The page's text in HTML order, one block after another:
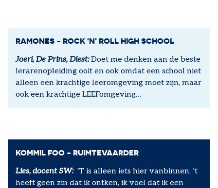
RAMONES - ROCK 'N' ROLL HIGH SCHOOL
Joeri, De Prins, Diest:Doet me denken aan de beste
lerarenopleiding ooit en ook omdat een school niet
alleen een krachtige leeromgeving moet zijn, maar
ook een krachtige LEEFomgeving…
KOMMIL FOO - RUIMTEVAARDER
Lies, docent SW: 'T is alleen iets hier vanbinnen, ’t
heeft geen zin dat ik ontken, ik voel dat ik een